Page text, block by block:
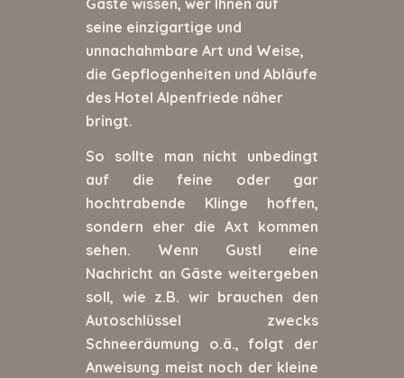
seine einzigartige und
unnachahmbare Art und Weise,
die Gepflogenheiten und Abläufe
des Hotel Alpenfriede näher
bringt.
So sollte man nicht unbedingt
auf die feine oder gar
hochtrabende Klinge hoffen,
sondern eher die Axt kommen
sehen. Wenn Gustl eine
Nachricht an Gäste weitergeben
soll, wie z.B. wir brauchen den
Autoschlüssel zwecks
Schneeräumung o.ä., folgt der
Anweisung meist noch der kleine